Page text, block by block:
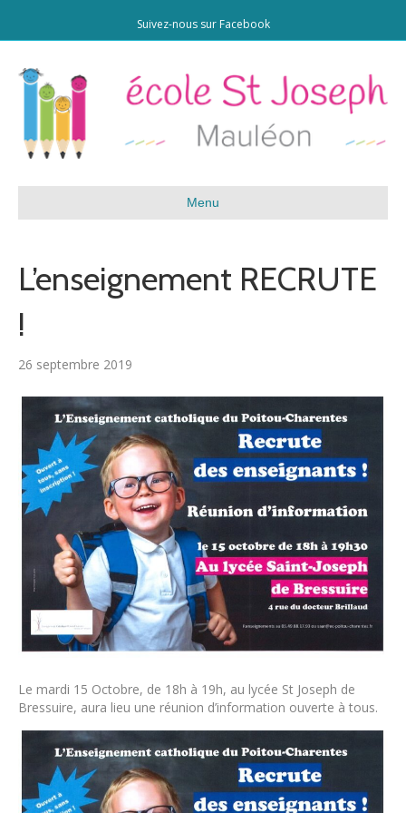
Suivez-nous sur Facebook
Menu
L’enseignement RECRUTE
!
26 septembre 2019
Le mardi 15 Octobre, de 18h à 19h, au lycée St Joseph de
Bressuire, aura lieu une réunion d’information ouverte à tous.